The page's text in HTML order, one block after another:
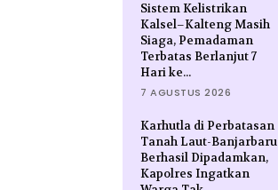
Sistem Kelistrikan
Kalsel–Kalteng Masih
Siaga, Pemadaman
Terbatas Berlanjut 7
Hari ke...
7 AGUSTUS 2026
Karhutla di Perbatasan
Tanah Laut-Banjarbaru
Berhasil Dipadamkan,
Kapolres Ingatkan